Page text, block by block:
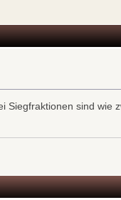
sind wie